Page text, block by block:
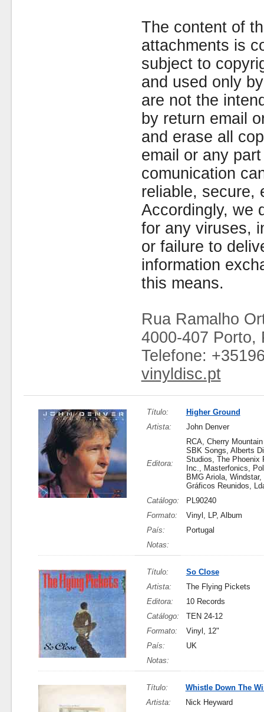
The content of
attachments is
subject to
and used only
are not the
by return email
and erase all
email or any
comunication
reliable, secure,
Accordingly, we
for any viruses,
or failure to
information
this means.
Rua Ramalho
4000-407 Porto,
Telefone:
vinyldisc.pt
Título:
Higher Ground
Artista:
John Denver
Editora:
RCA, Cherry
SBK Songs, Alberts
Studios, The Phoenix
Inc., Masterfonics,
BMG Ariola, Windstar,
Gráficos Reunidos,
Catálogo:
PL90240
Formato:
Vinyl, LP, Album
País:
Portugal
Notas:
Título:
So Close
Artista:
The Flying Pickets
Editora:
10 Records
Catálogo:
TEN 24-12
Formato:
Vinyl, 12"
País:
UK
Notas:
Título:
Whistle Down The
Artista:
Nick Heyward